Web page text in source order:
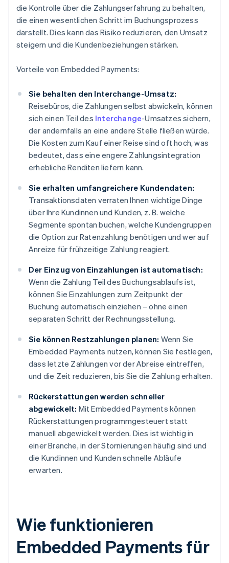
die Kontrolle über die Zahlungserfahrung zu behalten,
die einen wesentlichen Schritt im Buchungsprozess
darstellt. Dies kann das Risiko reduzieren, den Umsatz
steigern und die Kundenbeziehungen stärken.
Vorteile von Embedded Payments:
Sie behalten den Interchange-Umsatz:
Reisebüros, die Zahlungen selbst abwickeln, können
sich einen Teil des Interchange-Umsatzes sichern,
der andernfalls an eine andere Stelle fließen würde.
Die Kosten zum Kauf einer Reise sind oft hoch, was
bedeutet, dass eine engere Zahlungsintegration
erhebliche Renditen liefern kann.
Sie erhalten umfangreichere Kundendaten:
Transaktionsdaten verraten Ihnen wichtige Dinge
über Ihre Kundinnen und Kunden, z. B. welche
Segmente spontan buchen, welche Kundengruppen
die Option zur Ratenzahlung benötigen und wer auf
Anreize für frühzeitige Zahlung reagiert.
Der Einzug von Einzahlungen ist automatisch:
Wenn die Zahlung Teil des Buchungsablaufs ist,
können Sie Einzahlungen zum Zeitpunkt der
Buchung automatisch einziehen – ohne einen
separaten Schritt der Rechnungsstellung.
Sie können Restzahlungen planen: Wenn Sie
Embedded Payments nutzen, können Sie festlegen,
dass letzte Zahlungen vor der Abreise eintreffen,
und die Zeit reduzieren, bis Sie die Zahlung erhalten.
Rückerstattungen werden schneller
abgewickelt: Mit Embedded Payments können
Rückerstattungen programmgesteuert statt
manuell abgewickelt werden. Dies ist wichtig in
einer Branche, in der Stornierungen häufig sind und
die Kundinnen und Kunden schnelle Abläufe
erwarten.
Wie funktionieren
Embedded Payments für